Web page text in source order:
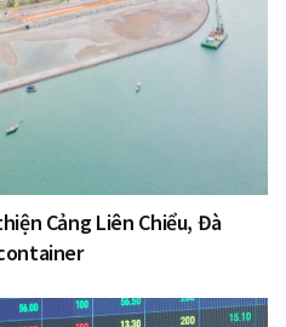
Cảng Liên Chiểu, Đà